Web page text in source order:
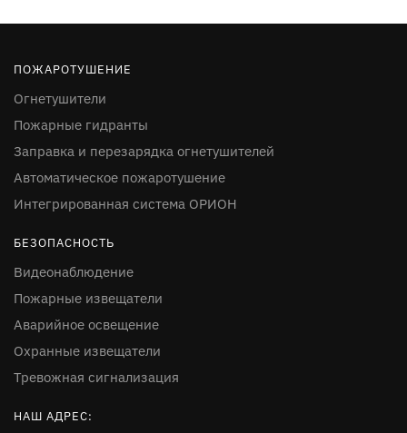
ПОЖАРОТУШЕНИЕ
Огнетушители
Пожарные гидранты
Заправка и перезарядка огнетушителей
Автоматическое пожаротушение
Интегрированная система ОРИОН
БЕЗОПАСНОСТЬ
Видеонаблюдение
Пожарные извещатели
Аварийное освещение
Охранные извещатели
Тревожная сигнализация
НАШ АДРЕС: